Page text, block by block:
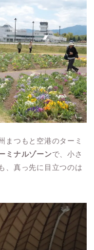
まつもと空港のターミ
ミナルゾーンで、小さ
、真っ先に目立つのは